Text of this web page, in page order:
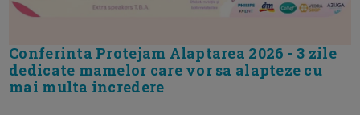
Conferinta Protejam Alaptarea 2026 - 3 zile
dedicate mamelor care vor sa alapteze cu
mai multa incredere